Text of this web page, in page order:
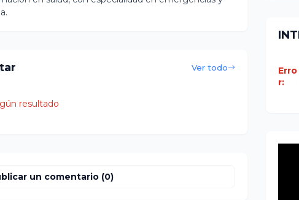
Ver todo
resultado
un comentario (0)
Erro
r: